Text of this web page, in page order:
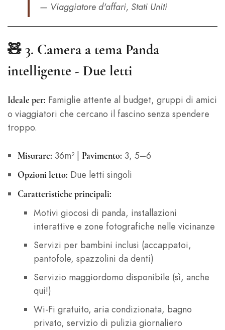
— Viaggiatore d'affari, Stati Uniti
🧸 3. Camera a tema Panda
intelligente - Due letti
Ideale per: Famiglie attente al budget, gruppi di amici
o viaggiatori che cercano il fascino senza spendere
troppo.
Misurare: 36m² | Pavimento: 3, 5–6
Opzioni letto: Due letti singoli
Caratteristiche principali:
Motivi giocosi di panda, installazioni
interattive e zone fotografiche nelle vicinanze
Servizi per bambini inclusi (accappatoi,
pantofole, spazzolini da denti)
Servizio maggiordomo disponibile (sì, anche
qui!)
Wi-Fi gratuito, aria condizionata, bagno
privato, servizio di pulizia giornaliero